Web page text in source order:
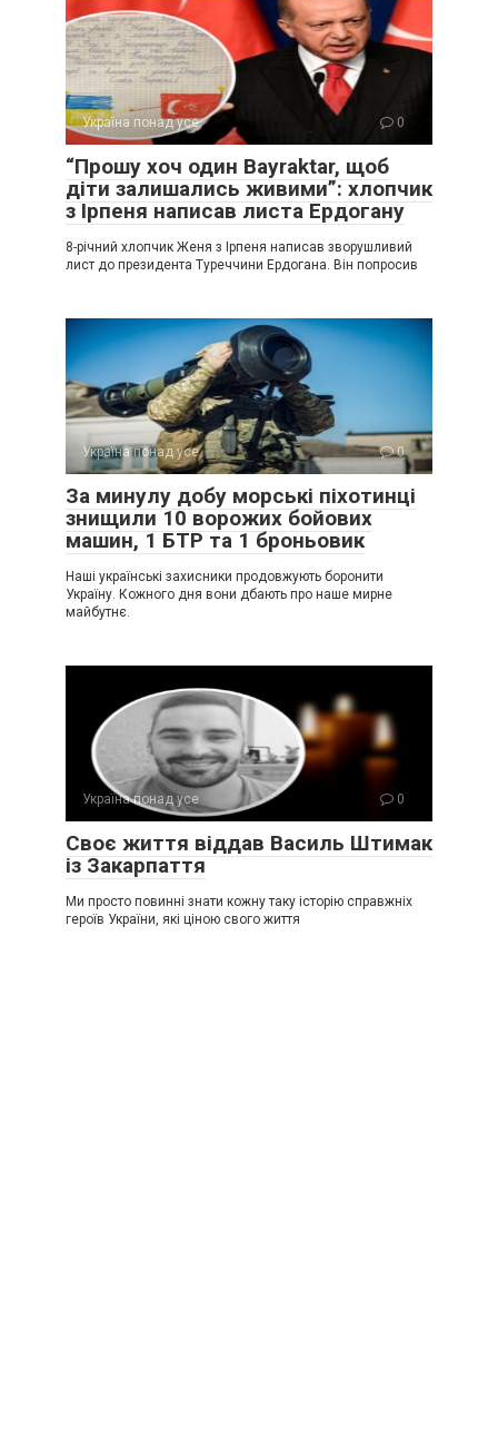
Україна понад усе 0
“Прошу хоч один Bayraktar, щоб
діти залишались живими”: хлопчик
з Ірпеня написав листа Ердогану
8-річний хлопчик Женя з Ірпеня написав зворушливий
лист до президента Туреччини Ердогана. Він попросив
Україна понад усе 0
За минулу добу морські піхотинці
знищили 10 ворожих бойових
машин, 1 БТР та 1 броньовик
Наші українські захисники продовжують боронити
Україну. Кожного дня вони дбають про наше мирне
майбутнє.
Україна понад усе 0
Своє життя віддав Василь Штимак
із Закарпаття
Ми просто повинні знати кожну таку історію справжніх
героїв України, які ціною свого життя